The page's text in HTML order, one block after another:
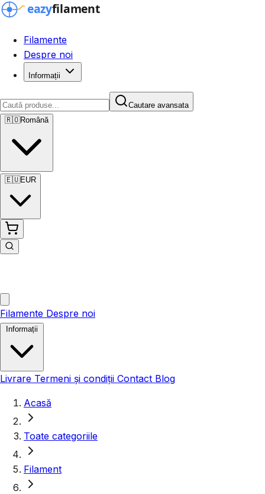
Filamente
Despre noi
Informații
Cautare avansata
🇷🇴Română
🇪🇺EUR
Filamente Despre noi
Livrare Termeni și condiții Contact Blog
Acasă
Toate categoriile
Filament